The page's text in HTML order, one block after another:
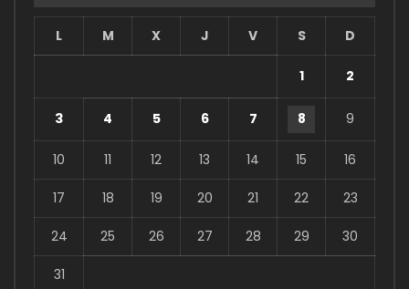
L M X J V S D
1 2
3 4 5 6 7 8 9
10 11 12 13 14 15 16
17 18 19 20 21 22 23
24 25 26 27 28 29 30
31